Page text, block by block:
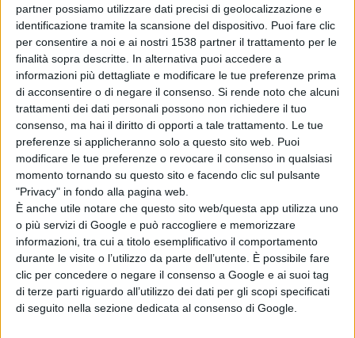
partner possiamo utilizzare dati precisi di geolocalizzazione e
identificazione tramite la scansione del dispositivo. Puoi fare clic
per consentire a noi e ai nostri 1538 partner il trattamento per le
finalità sopra descritte. In alternativa puoi accedere a
informazioni più dettagliate e modificare le tue preferenze prima
di acconsentire o di negare il consenso. Si rende noto che alcuni
trattamenti dei dati personali possono non richiedere il tuo
consenso, ma hai il diritto di opporti a tale trattamento. Le tue
preferenze si applicheranno solo a questo sito web. Puoi
modificare le tue preferenze o revocare il consenso in qualsiasi
momento tornando su questo sito e facendo clic sul pulsante
"Privacy" in fondo alla pagina web.
È anche utile notare che questo sito web/questa app utilizza uno
o più servizi di Google e può raccogliere e memorizzare
informazioni, tra cui a titolo esemplificativo il comportamento
durante le visite o l’utilizzo da parte dell’utente. È possibile fare
clic per concedere o negare il consenso a Google e ai suoi tag
di terze parti riguardo all’utilizzo dei dati per gli scopi specificati
di seguito nella sezione dedicata al consenso di Google.
tutti le iniziative alimentari”.
“Nell’anno dell’Expo – insiste Cualbu- e in un periodo di
forte consapevolezza per il cibo di qualità da parte dei
consumatori (l’82% degli italiani è disposto a pagare di
più pur di mangiare italiano e sano e i nostri prodotti
alimentari, come risulta dall’Autorià per la sicurezza
alimentare, sono dieci volte più sicuri di quelli
extracomunitari per quanto riguarda il contenuto in
residui chimici) non bisogna più tentennare ne
disperdere le risorse in mille rivoli, ma occorre avere
un’unica visione e far confluire tutte le risorse
economiche e umane in un'unica direzione”.